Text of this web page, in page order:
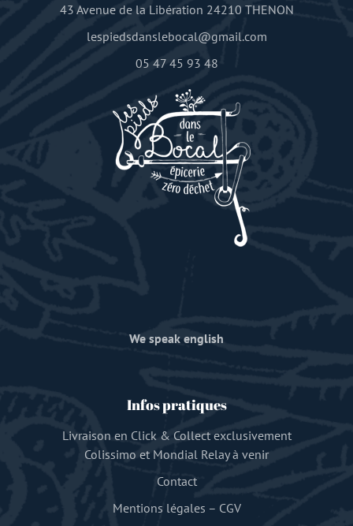
43 Avenue de la Libération 24210 THENON
lespiedsdanslebocal@gmail.com
05 47 45 93 48
We speak english
Infos pratiques
Livraison en Click & Collect exclusivement
Colissimo et Mondial Relay à venir
Contact
Mentions légales – CGV